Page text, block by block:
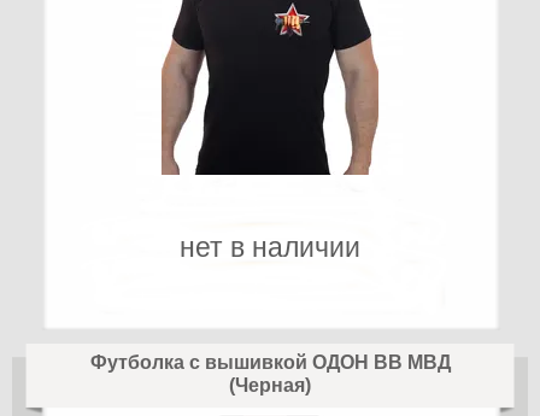
нет в наличии
Футболка с вышивкой ОДОН ВВ МВД
(Черная)